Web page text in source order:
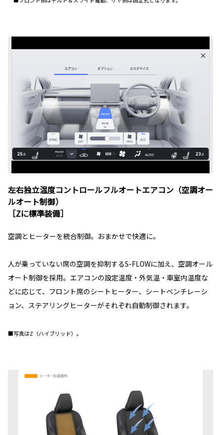
左右独立温度コントロールフルオートエアコン（空調オー
ルオート制御）
［Zに標準装備］
空調とヒーターを統合制御。おまかせで快適に。
人が乗っていない席の空調を抑制するS-FLOWに加え、空調オール
オート制御を採用。エアコンの設定温度・外気温・車室内温度な
どに応じて、フロント席のシートヒーター、シートベンチレーシ
ョン、ステアリングヒーターがそれぞれ自動制御されます。
■写真はZ（ハイブリッド）。